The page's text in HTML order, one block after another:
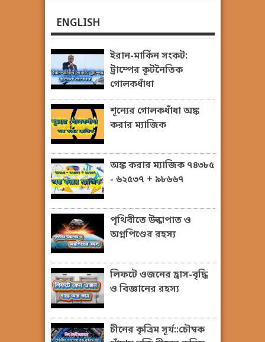
ENGLISH
ইরান-মার্কিন সংকট:
ট্রাম্পের কূটনৈতিক
গোলকধাঁধা
শূন্যের গোলকধাঁধা অঙ্ক
করার ম্যাজিক
অঙ্ক করার ম্যাজিক ৭৪৩৮৫
- ৬২৫৩৭ + ৯৮৬৬৭
পৃথিবীতে উল্কাপাত ও
অগ্নপিণ্ডের রহস্য
লিফটে ওজনের হ্রাস-বৃদ্ধি
ও বিজ্ঞানের রহস্য
চীনের কৃত্রিম সূর্য::চৌম্বক